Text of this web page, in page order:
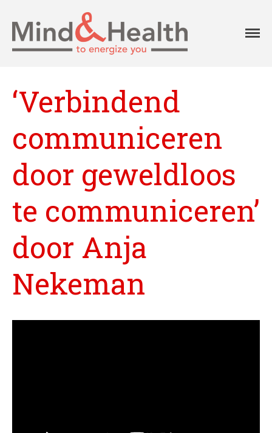
Aanpak
Aanbod
Onze klanten
Ons team
Agenda
Blog
Contact
Over Mind&Health
Agenda
Professionals in
‘Verbindend
communiceren
door geweldloos
te communiceren’
door Anja
Nekeman